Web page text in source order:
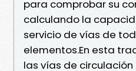
para comprobar su
calculando la
servicio de vías de
elementos.En esta
las vías de